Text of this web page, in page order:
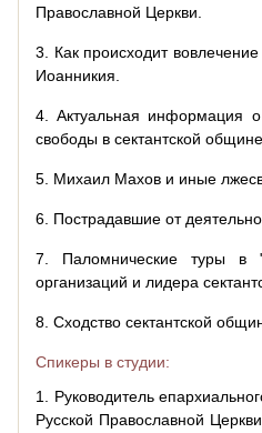
Православной Церкви.
3. Как происходит
Иоанникия.
4. Актуальная информация о
свободы в сектантской общине.
5. Михаил Махов и иные
6. Пострадавшие от
7. Паломнические туры в
организаций и лидера
8. Сходство сектантской
Спикеры в студии:
1. Руководитель
Русской Православной